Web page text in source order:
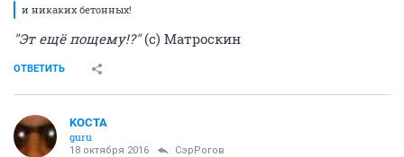
и никаких бетонных!
"Эт ещё пощему!?"(с) Матроскин
ОТВЕТИТЬ
KOCTA
guru
18 октября 2016 СэрРогов